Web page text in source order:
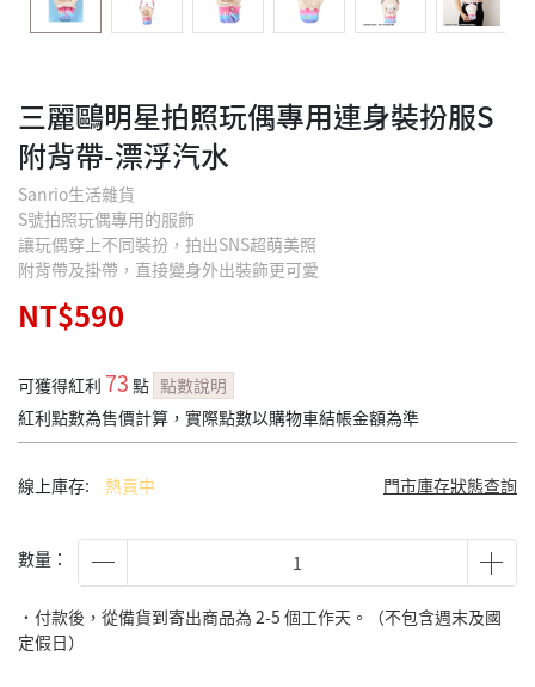
三麗鷗明星拍照玩偶專用連身裝扮服S
附背帶-漂浮汽水
Sanrio生活雜貨
S號拍照玩偶專用的服飾
讓玩偶穿上不同裝扮，拍出SNS超萌美照
附背帶及掛帶，直接變身外出裝飾更可愛
NT$590
可獲得紅利 73 點 點數說明
紅利點數為售價計算，實際點數以購物車結帳金額為準
線上庫存: 熱賣中 門市庫存狀態查詢
數量：
˙付款後，從備貨到寄出商品為 2-5 個工作天。（不包含週末及國
定假日）